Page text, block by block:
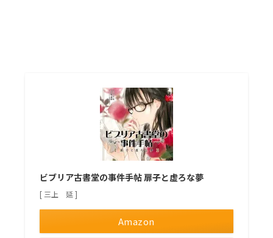
ビブリア古書堂の事件手帖 扉子と虚ろな夢
[ 三上 延 ]
Amazon